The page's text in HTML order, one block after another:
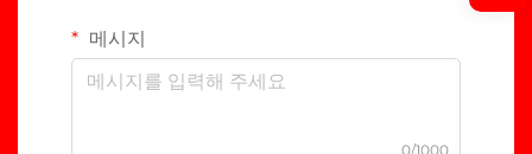
메시지
0/1000